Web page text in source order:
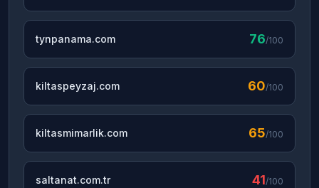
tynpanama.com 76/100
kiltaspeyzaj.com 60/100
kiltasmimarlik.com 65/100
saltanat.com.tr 41/100